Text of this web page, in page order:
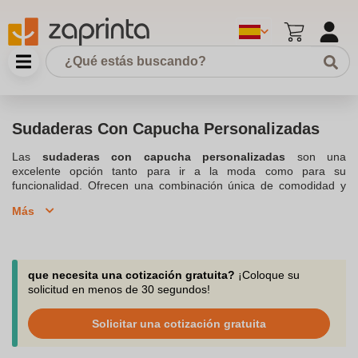
Sudaderas Con Capucha Personalizadas
Las sudaderas con capucha personalizadas son una
excelente opción tanto para ir a la moda como para su
funcionalidad. Ofrecen una combinación única de comodidad y
únicos, son perfectas para todo tipo de ocasión, así como para
evento o necesidad
válida para climas fríos o para llevar una capa extra en días más
frescos. Su versatilidad las hace ideales para todas las edades,
elegir
, inviertes en
comodidad y originalidad. Ideales paraofrecer o regalar
durante
una campaña publicitaria, por sus múltiples opciones de
Más
que necesita una cotización gratuita? ¡Coloque su
solicitud en menos de 30 segundos!
Solicitar una cotización gratuita